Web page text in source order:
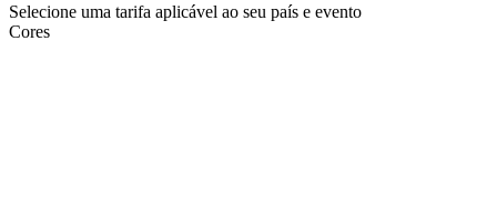
Selecione uma tarifa aplicável ao seu país e evento
Cores